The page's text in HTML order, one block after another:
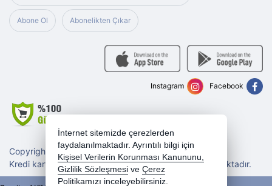
Abone Ol Abonelikten Çıkar
Copyright 2026 morotogrup.com - Tüm hakları saklıdır.
Kredi kartı bilgileriniz 256bit SSL sertifikası ile korunmaktadır.
Facebook
Instagram
İnternet sitemizde çerezlerden
faydalanılmaktadır. Ayrıntılı bilgi için
Kişisel Verilerin Korunması Kanununu,
Gizlilik Sözleşmesi ve Çerez
Politikamızı inceleyebilirsiniz.